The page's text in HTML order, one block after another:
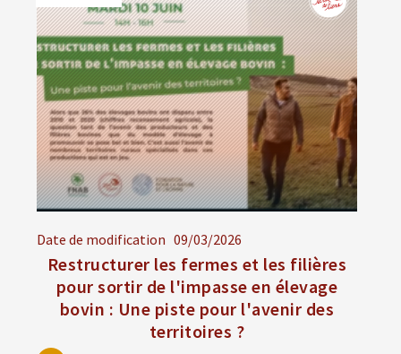
Date de modification 09/03/2026
Restructurer les fermes et les filières
pour sortir de l'impasse en élevage
bovin : Une piste pour l'avenir des
territoires ?